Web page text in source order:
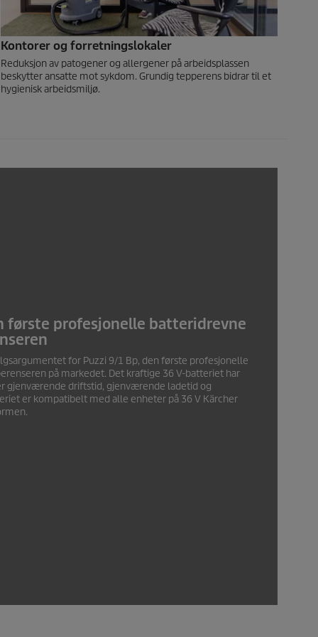
Kontorer og forretningslokaler
Reduksjon av patogener og allergener på arbeidsplassen
beskytter ansatte mot sykdom. Grundig tepperens bidrar til et
hygienisk arbeidsmiljø.
første profesjonelle batteridrevne
for Puzzi 9/1 Bp, den første profesjonelle
på markedet. Det kraftige 36 V-batteriet har
gjenværende driftstid, gjenværende ladetid og
er kompatibelt med alle enheter på 36 V Kärcher